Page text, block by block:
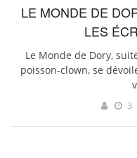
LE MONDE DE
LES
Le Monde de Dory,
poisson-clown, se
3